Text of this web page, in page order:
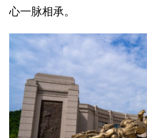
心一脉相承。